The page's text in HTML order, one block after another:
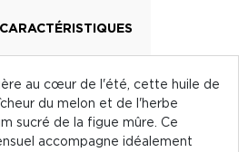
CARACTÉRISTIQUES
au cœur de l'été, cette huile de
du melon et de l'herbe
sucré de la figue mûre. Ce
accompagne idéalement